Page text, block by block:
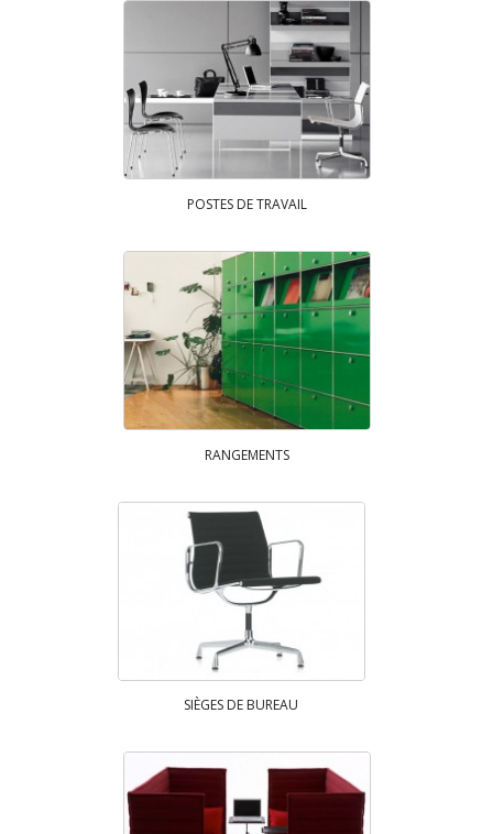
POSTES DE TRAVAIL
RANGEMENTS
SIÈGES DE BUREAU